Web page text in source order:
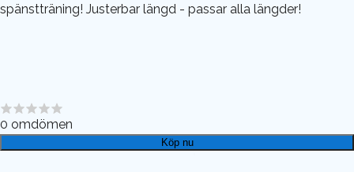
spänstträning! Justerbar längd - passar alla längder!
0 omdömen
Köp nu